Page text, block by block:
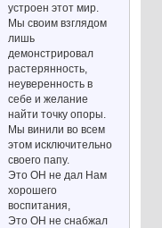
устроен этот мир.
Мы своим взглядом
лишь
демонстрировал
растерянность,
неуверенность в
себе и желание
найти точку опоры.
Мы винили во всем
этом исключительно
своего папу.
Это ОН не дал Нам
хорошего
воспитания,
Это ОН не снабжал